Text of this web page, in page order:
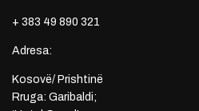
+ 383 49 890 321
Adresa:
Kosovë/ Prishtinë
Rruga: Garibaldi;